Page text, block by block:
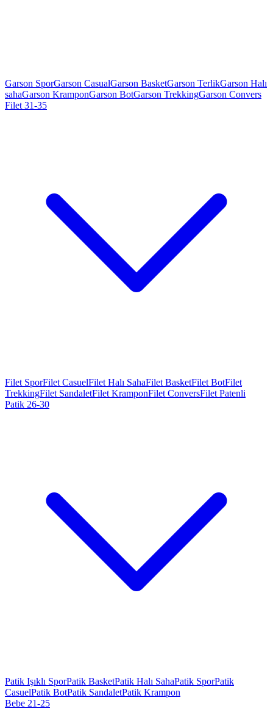
Garson SporGarson CasualGarson BasketGarson TerlikGarson Halı
sahaGarson KramponGarson BotGarson TrekkingGarson Convers
Filet 31-35
Filet SporFilet CasuelFilet Halı SahaFilet BasketFilet BotFilet
TrekkingFilet SandaletFilet KramponFilet ConversFilet Patenli
Patik 26-30
Patik Işıklı SporPatik BasketPatik Halı SahaPatik SporPatik
CasuelPatik BotPatik SandaletPatik Krampon
Bebe 21-25